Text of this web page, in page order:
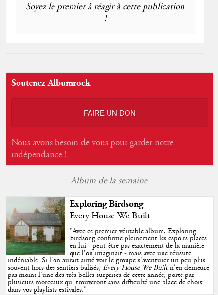
Soyez le premier à réagir à cette publication
!
Soutenez Albumrock
FAIRE UN DON
Nous avons besoin de vous pour garder notre
indépendance !
Album de la semaine
Exploring Birdsong
Every House We Built
"Avec ce premier véritable album, Exploring
Birdsong confirme pleinement les espoirs placés
en lui - peut-être pas exactement de la manière
que l'on imaginait - mais avec une réussite
indéniable. Si l'on aurait aimé voir le groupe s'aventurer un peu plus
souvent hors des sentiers balisés,Every House We Builtn'en demeure
pas moins l'une des très belles surprises de cette année, porté par
plusieurs morceaux qui trouveront sans difficulté une place de choix
dans vos playlists estivales."